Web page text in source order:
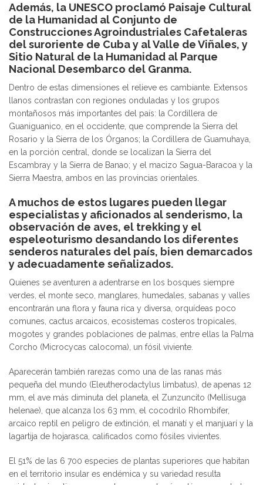
Además, la UNESCO proclamó Paisaje Cultural
de la Humanidad al Conjunto de
Construcciones Agroindustriales Cafetaleras
del suroriente de Cuba y al Valle de Viñales, y
Sitio Natural de la Humanidad al Parque
Nacional Desembarco del Granma.
Dentro de estas dimensiones el relieve es cambiante. Extensos
llanos contrastan con regiones onduladas y los grupos
montañosos más importantes del país: la Cordillera de
Guaniguanico, en el occidente, que comprende la Sierra del
Rosario y la Sierra de los Órganos; la Cordillera de Guamuhaya,
en la porción central, donde se localizan la Sierra del
Escambray y la Sierra de Banao; y el macizo Sagua-Baracoa y la
Sierra Maestra, ambos en las provincias orientales.
A muchos de estos lugares pueden llegar
especialistas y aficionados al senderismo, la
observación de aves, el trekking y el
espeleoturismo desandando los diferentes
senderos naturales del país, bien demarcados
y adecuadamente señalizados.
Quienes se aventuren a adentrarse en los bosques siempre
verdes, el monte seco, manglares, humedales, sabanas y valles
encontrarán una flora y fauna rica y diversa, orquídeas poco
comunes, cactus arcaicos, ecosistemas costeros tropicales,
mogotes y grandes poblaciones de palmas, entre ellas la Palma
Corcho (Microcycas calocoma), un fósil viviente.
Aparecerán también rarezas como una de las ranas más
pequeña del mundo (Eleutherodactylus limbatus), de apenas 12
mm, el ave más diminuta del planeta, el Zunzuncito (Mellisuga
helenae), que alcanza los 63 mm, el cocodrilo Rhombifer,
arcaico reptil en peligro de extinción, el manatí y el manjuarí y la
lagartija de hojarasca, calificados como fósiles vivientes.
El 51% de las 6 700 especies de plantas superiores que habitan
en el territorio insular es endémica y su variedad resulta